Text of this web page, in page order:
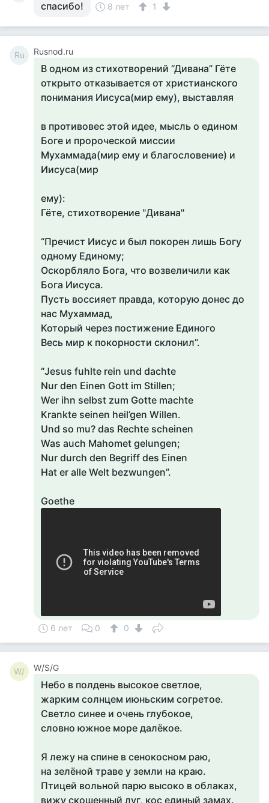
спасибо! 8 лет 1
Ru Rusnod.ru
В одном из стихотворений “Дивана” Гёте
открыто отказывается от христианского
понимания Иисуса(мир ему), выставляя
в противовес этой идее, мысль о едином
Боге и пророческой миссии
Мухаммада(мир ему и благословение) и
Иисуса(мир
ему):
Гёте, стихотворение "Дивана"
“Пречист Иисус и был покорен лишь Богу
одному Единому;
Оскорбляло Бога, что возвеличили как
Бога Иисуса.
Пусть воссияет правда, которую донес до
нас Мухаммад,
Который через постижение Единого
Весь мир к покорности склонил”.
“Jesus fuhlte rein und dachte
Nur den Einen Gott im Stillen;
Wer ihn selbst zum Gotte machte
Krankte seinen heil’gen Willen.
Und so mu? das Rechte scheinen
Was auch Mahomet gelungen;
Nur durch den Begriff des Einen
Hat er alle Welt bezwungen”.
Goethe
6 лет 0 0
W/ W/S/G
Небо в полдень высокое светлое,
жарким солнцем июньским согретое.
Светло синее и очень глубокое,
словно южное море далёкое.
Я лежу на спине в сенокосном раю,
на зелёной траве у земли на краю.
Птицей вольной парю высоко в облаках,
вижу скошенный луг, кос единый замах.